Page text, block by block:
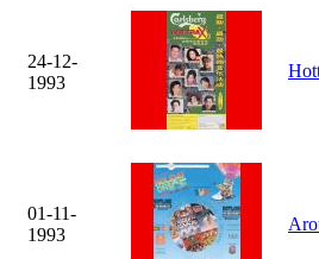
24-12-
1993
01-11-
1993